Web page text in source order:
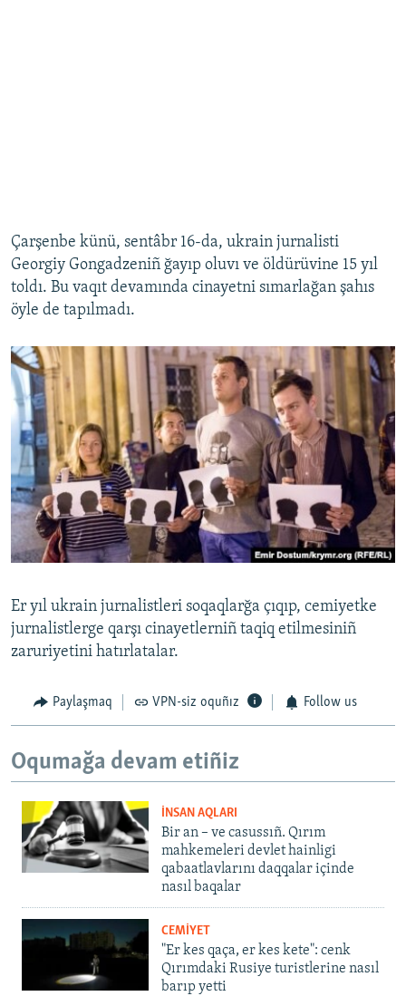
Çarşenbe künü, sentâbr 16-da, ukrain jurnalisti
Georgiy Gongadzeniñ ğayıp oluvı ve öldürüvine 15 yıl
toldı. Bu vaqıt devamında cinayetni sımarlağan şahıs
öyle de tapılmadı.
Er yıl ukrain jurnalistleri soqaqlarğa çıqıp, cemiyetke
jurnalistlerge qarşı cinayetlerniñ taqiq etilmesiniñ
zaruriyetini hatırlatalar.
Paylaşmaq VPN-siz oquñız Follow us
Oqumağa devam etiñiz
İNSAN AQLARI
Bir an – ve casussıñ. Qırım
mahkemeleri devlet hainligi
qabaatlavlarını daqqalar içinde
nasıl baqalar
CEMİYET
"Er kes qaça, er kes kete": cenk
Qırımdaki Rusiye turistlerine nasıl
barıp yetti